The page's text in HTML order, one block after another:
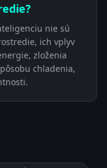
nie sú
ich vplyv
zloženia
chladenia,